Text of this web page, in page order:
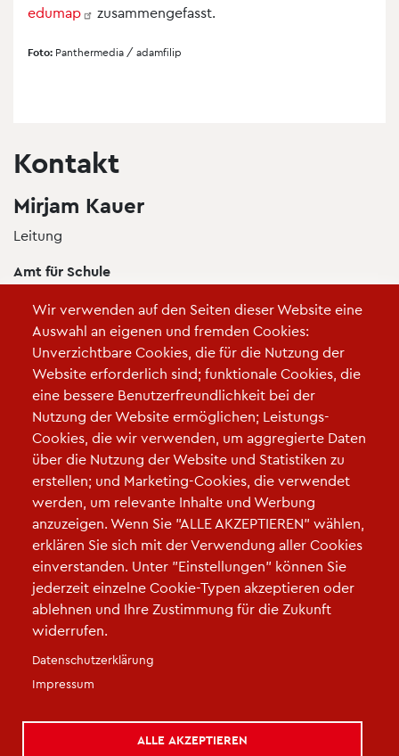
edumap
zusammengefasst.
Foto: Panthermedia / adamfilip
Kontakt
Mirjam Kauer
Leitung
Amt für Schule
Turnerstr. 5-9
33602 Bielefeld
Telefon:
0521-5185847
E-Mail:
mirjam.kauer@bielefeld.de
Links
edumap"Mediensucht"
FußzeileImpressum|Datenschutz
Wir verwenden auf den Seiten dieser Website eine
Auswahl an eigenen und fremden Cookies:
Unverzichtbare Cookies, die für die Nutzung der
Website erforderlich sind; funktionale Cookies, die
eine bessere Benutzerfreundlichkeit bei der
Nutzung der Website ermöglichen; Leistungs-
Cookies, die wir verwenden, um aggregierte Daten
über die Nutzung der Website und Statistiken zu
erstellen; und Marketing-Cookies, die verwendet
werden, um relevante Inhalte und Werbung
anzuzeigen. Wenn Sie "ALLE AKZEPTIEREN" wählen,
erklären Sie sich mit der Verwendung aller Cookies
einverstanden. Unter "Einstellungen" können Sie
jederzeit einzelne Cookie-Typen akzeptieren oder
ablehnen und Ihre Zustimmung für die Zukunft
widerrufen.
Datenschutzerklärung
Impressum
ALLE AKZEPTIEREN